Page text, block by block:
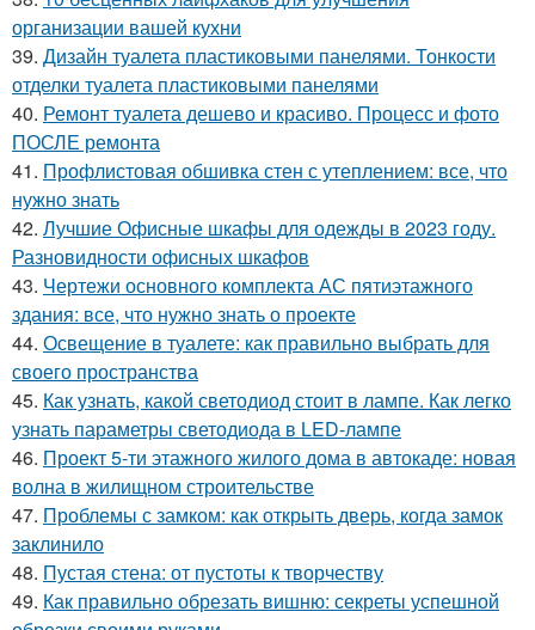
организации вашей кухни
39. Дизайн туалета пластиковыми панелями. Тонкости
отделки туалета пластиковыми панелями
40. Ремонт туалета дешево и красиво. Процесс и фото
ПОСЛЕ ремонта
41. Профлистовая обшивка стен с утеплением: все, что
нужно знать
42. Лучшие Офисные шкафы для одежды в 2023 году.
Разновидности офисных шкафов
43. Чертежи основного комплекта АС пятиэтажного
здания: все, что нужно знать о проекте
44. Освещение в туалете: как правильно выбрать для
своего пространства
45. Как узнать, какой светодиод стоит в лампе. Как легко
узнать параметры светодиода в LED-лампе
46. Проект 5-ти этажного жилого дома в автокаде: новая
волна в жилищном строительстве
47. Проблемы с замком: как открыть дверь, когда замок
заклинило
48. Пустая стена: от пустоты к творчеству
49. Как правильно обрезать вишню: секреты успешной